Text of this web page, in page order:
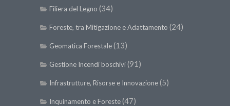
Filiera del Legno (34)
Foreste, tra Mitigazione e Adattamento (24)
Geomatica Forestale(13)
Gestione Incendi boschivi(91)
Infrastrutture, Risorse e Innovazione(5)
Inquinamento e Foreste(47)